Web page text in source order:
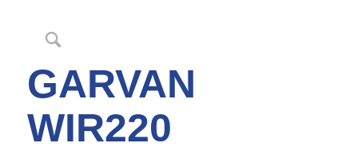
GARVAN
WIR220